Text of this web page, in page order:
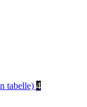
tabelle) 4